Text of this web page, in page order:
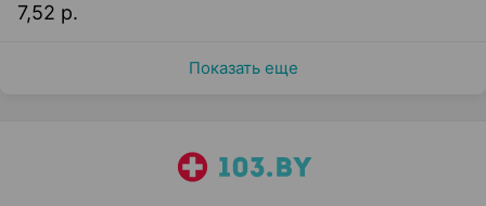
7,52 р.
Показать еще